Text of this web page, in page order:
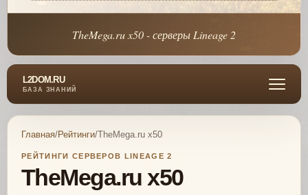
TheMega.ru x50 - серверы Lineage 2
L2DOM.RU
БАЗА ЗНАНИЙ
Главная/Рейтинги/TheMega.ru x50
РЕЙТИНГИ СЕРВЕРОВ LINEAGE 2
TheMega.ru x50